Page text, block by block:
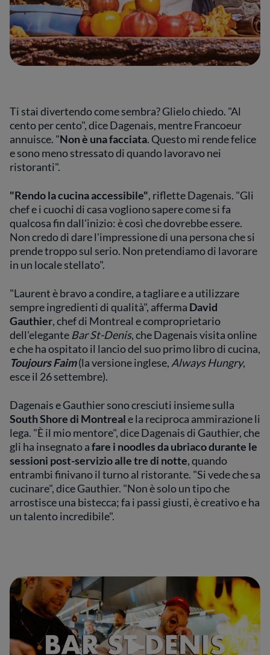
Ti stai divertendo come sembra? Glielo chiedo. "Al
cento per cento", dice Dagenais, mentre Francoeur
annuisce. "Non è una facciata. Questo mi rende felice
e sono meno stressato di quando lavoravo nei
ristoranti".
"Rendo la cucina accessibile", riflette Dagenais. "Gli
chef e i cuochi di casa vogliono sapere come si fa
qualcosa fin dall'inizio: è così che dovrebbe essere.
Non credo di dare l'impressione di una persona che si
prende troppo sul serio. Non pretendiamo di lavorare
in un locale stellato".
"Laurent è bravo a condire, a tagliare e a utilizzare
sempre ingredienti di qualità", afferma David
Gauthier, chef di Montreal e comproprietario
dell'eleganteBar St-Denis, che Dagenais visita online
e che ha ospitato il lancio del suo primo libro di cucina,
Toujours Faim(la versione inglese,Always Hungry,
esce il 26 settembre).
Dagenais e Gauthier sono cresciuti insieme sulla
South Shore di Montreale la reciproca ammirazione li
lega. "È il mio mentore", dice Dagenais di Gauthier, che
gli ha insegnato afare i noodles da ubriaco durante le
sessioni post-servizio alle tre di notte, quando
entrambi finivano il turno al ristorante. "Si vede che sa
cucinare", dice Gauthier. "Non è solo un tipo che
arrostisce una bistecca; fa i passi giusti, è creativo e ha
un talento incredibile".